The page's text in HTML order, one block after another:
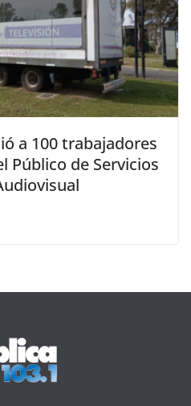
a 100 trabajadores
Público de Servicios